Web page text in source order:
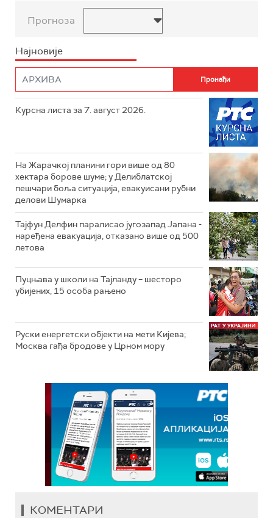
Прогноза
Најновије
Курсна листа за 7. август 2026.
На Жарачкој планини гори више од 80
хектара борове шуме; у Делиблатској
пешчари боља ситуација, евакуисани рубни
делови Шумарка
Тајфун Делфин паралисао југозапад Јапана -
наређена евакуација, отказано више од 500
летова
Пуцњава у школи на Тајланду – шесторо
убијених, 15 особа рањено
Руски енергетски објекти на мети Кијева;
Москва гађа бродове у Црном мору
КОМЕНТАРИ